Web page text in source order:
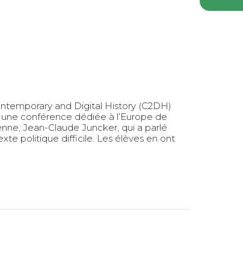
and Digital History (C2DH)
conférence dédiée à l’Europe de
Jean-Claude Juncker, qui a parlé
politique difficile. Les élèves en ont